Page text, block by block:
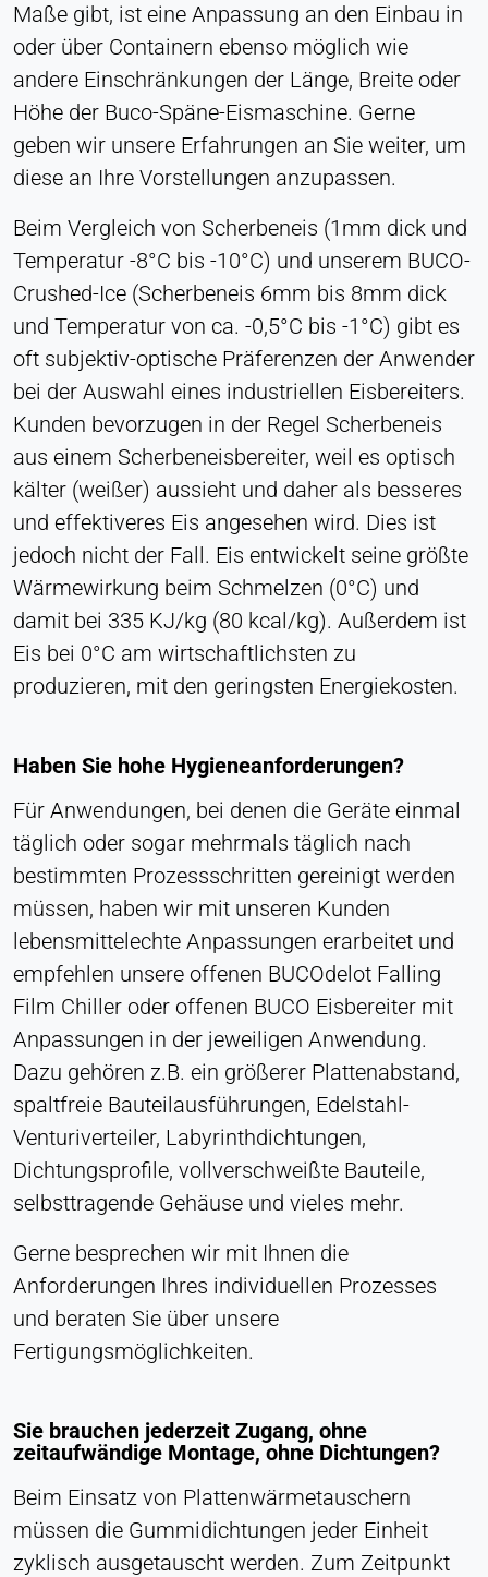
Maße gibt, ist eine Anpassung an den Einbau in
oder über Containern ebenso möglich wie
andere Einschränkungen der Länge, Breite oder
Höhe der Buco-Späne-Eismaschine. Gerne
geben wir unsere Erfahrungen an Sie weiter, um
diese an Ihre Vorstellungen anzupassen.
Beim Vergleich von Scherbeneis (1mm dick und
Temperatur -8°C bis -10°C) und unserem BUCO-
Crushed-Ice (Scherbeneis 6mm bis 8mm dick
und Temperatur von ca. -0,5°C bis -1°C) gibt es
oft subjektiv-optische Präferenzen der Anwender
bei der Auswahl eines industriellen Eisbereiters.
Kunden bevorzugen in der Regel Scherbeneis
aus einem Scherbeneisbereiter, weil es optisch
kälter (weißer) aussieht und daher als besseres
und effektiveres Eis angesehen wird. Dies ist
jedoch nicht der Fall. Eis entwickelt seine größte
Wärmewirkung beim Schmelzen (0°C) und
damit bei 335 KJ/kg (80 kcal/kg). Außerdem ist
Eis bei 0°C am wirtschaftlichsten zu
produzieren, mit den geringsten Energiekosten.
Haben Sie hohe Hygieneanforderungen?
Für Anwendungen, bei denen die Geräte einmal
täglich oder sogar mehrmals täglich nach
bestimmten Prozessschritten gereinigt werden
müssen, haben wir mit unseren Kunden
lebensmittelechte Anpassungen erarbeitet und
empfehlen unsere offenen BUCOdelot Falling
Film Chiller oder offenen BUCO Eisbereiter mit
Anpassungen in der jeweiligen Anwendung.
Dazu gehören z.B. ein größerer Plattenabstand,
spaltfreie Bauteilausführungen, Edelstahl-
Venturiverteiler, Labyrinthdichtungen,
Dichtungsprofile, vollverschweißte Bauteile,
selbsttragende Gehäuse und vieles mehr.
Gerne besprechen wir mit Ihnen die
Anforderungen Ihres individuellen Prozesses
und beraten Sie über unsere
Fertigungsmöglichkeiten.
Sie brauchen jederzeit Zugang, ohne
zeitaufwändige Montage, ohne Dichtungen?
Beim Einsatz von Plattenwärmetauschern
müssen die Gummidichtungen jeder Einheit
zyklisch ausgetauscht werden. Zum Zeitpunkt
Cookie Laufzeit:
1 Jahr
STATISTIK
Wird verwendet, um zu verstehen, wie die Website
genutzt wird, und um die Leistung und
Benutzerfreundlichkeit zu verbessern. Die Daten
werden anonymisiert verarbeitet.
Matomo
Anbieter:
Heat Transfer Technology
Statistik
Sitzung
VERMARKTUNG
Zur Messung der Marketingeffektivität und zur
Identifizierung geschäftsbezogener Besucher.
LinkedIn
bcookie, li_gc, lidc
Anbieter:
LinkedIn Gesellschaft
Zweck:
Cookie Laufzeit:
1 Tag - 1 Jahr
Leadinfo
Name:
_li_id.#, _li_id.#.expires, _li_ses.#,
_li_ses.#.expires, _li_ses.#.expires,
snowplowOutQueue_#_post2,
snowplowOutQueue_#_post2.expires
Anbieter:
Leadinfo B.V.
Zweck:
Unternehmensidentifikation (B2B)
Cookie Laufzeit:
Dauerhaft
Name:
_hjAbsoluteSessionInProgress
Anbieter:
Hotjar Ltd.